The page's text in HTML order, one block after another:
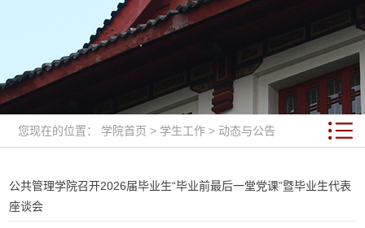
您现在的位置： 学院首页 > 学生工作 >动态与公告
公共管理学院召开2026届毕业生“毕业前最后一堂党课”暨毕业生代表
座谈会